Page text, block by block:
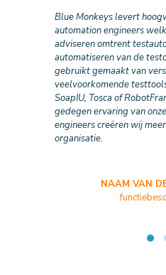
Blue Monkeys levert
automation engineers
adviseren omtrent
automatiseren van de
gebruikt gemaakt van
veelvoorkomende
SoapIU, Tosca of
gedegen ervaring van
engineers creëren wij
organisatie.
NAAM VAN